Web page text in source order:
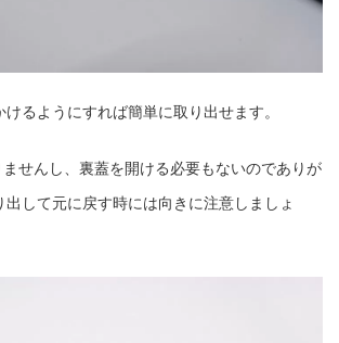
けるようにすれば簡単に取り出せます。
せんし、裏蓋を開ける必要もないのでありが
出して元に戻す時には向きに注意しましょ